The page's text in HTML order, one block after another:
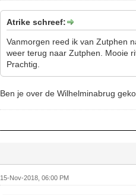
Atrike schreef:
Vanmorgen reed ik van Zutphen
weer terug naar Zutphen. Mooie
Prachtig.
Ben je over de Wilhelminabrug
15-Nov-2018, 06:00 PM